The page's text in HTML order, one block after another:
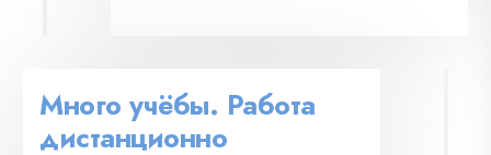
Много учёбы. Работа
дистанционно